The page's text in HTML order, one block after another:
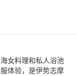
女料理和私人浴池
体验，是伊势志摩